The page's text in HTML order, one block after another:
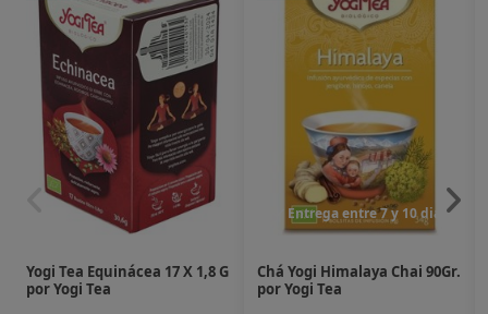
Yogi Tea Equinácea 17 X 1,8 G
por Yogi Tea
Entrega entre 7 y 10 dias
Chá Yogi Himalaya Chai 90Gr.
por Yogi Tea